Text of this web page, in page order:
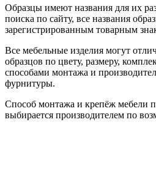
Образцы имеют названия для их
поиска по сайту, все названия
зарегистрированным товарным
Все мебельные изделия могут
образцов по цвету, размеру,
способами монтажа и
фурнитуры.
Способ монтажа и крепёж мебели
выбирается производителем по